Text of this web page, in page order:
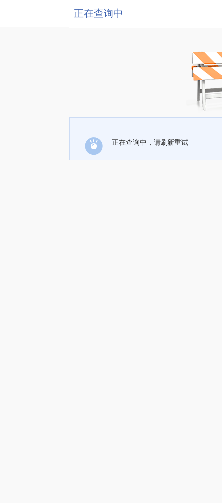
正在查询中
正在查询中，请刷新重试